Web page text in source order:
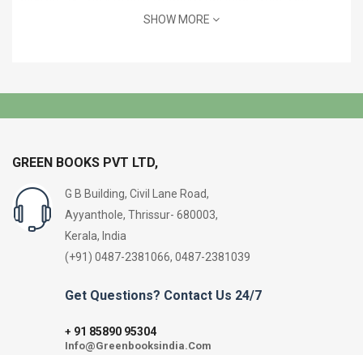
സ്ഥാപിക്കാൻ ശ്രമിക്കുന്ന ബ്രിട്ടീഷ് രഹസ്യാന്വേഷണ
മനുഷ്യരുടെ പല തലങ്ങളിലും വ്യാപ്തിയിലും ഉള്ള
സ്വഭാവവൈചിത്ര്യങ്ങൾ.
ഫെസ്റ്റിവൽ അവാർഡ് തുടങ്ങിയവയ്ക്കായി
പരിഗണിക്കപ്പെട്ട ഈ നോവൽ ഗ്രന്ഥകാരിയുടെ
ആദ്യരചനയാണ്.
പരിഭാഷ: ഹരിത സാവിത്രി
SHOW MORE
GREEN BOOKS PVT LTD,
G B Building, Civil Lane Road,
Ayyanthole, Thrissur- 680003,
Kerala, India
(+91) 0487-2381066, 0487-2381039
Get Questions? Contact Us 24/7
+ 91 85890 95304
Info@Greenbooksindia.Com